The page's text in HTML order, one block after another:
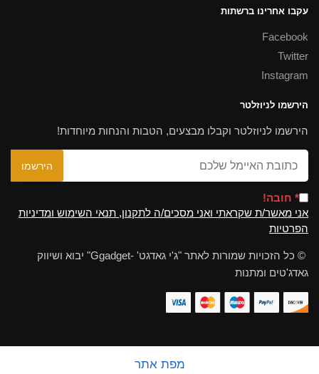
עקבו אחרינו ברשתות
Facebook
Twitter
Instagram
הירשמו לניוזלטר
הירשמו לניוזלטר וקבלו מבצעים, הטבות והנחות מיוחדות!
* חובה!
אני מאשר/ת שקראתי ואני מסכים/ה לתקנון, תנאי השימוש ומדיניות
הפרטיות
© כל הזכויות שמורות לאתר "ג'י גאדגט' -Ggadget" יבוא ושיווק
גאדג'טים ומתנות
מפת אתר